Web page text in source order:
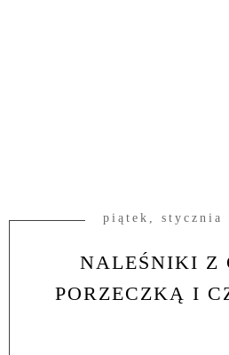
piątek, stycznia
NALEŚNIKI Z
PORZECZKĄ I